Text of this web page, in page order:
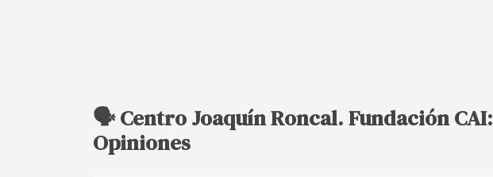
🗣️ Centro Joaquín Roncal. Fundación CAI:
Opiniones